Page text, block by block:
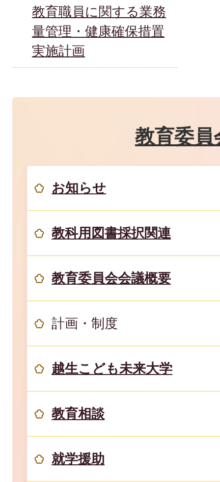
教育職員に関する業務
量管理・健康確保措置
実施計画
教育委員
お知らせ
教科用図書採択関連
教育委員会会議概要
計画・制度
越生こども未来大学
教育相談
就学援助